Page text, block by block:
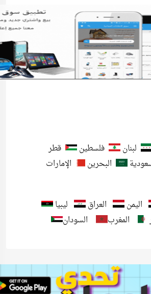
لبنان فلسطين
قطر
البحرين الإمارات
اليمن العراق
ليبيا
المغرب السودان